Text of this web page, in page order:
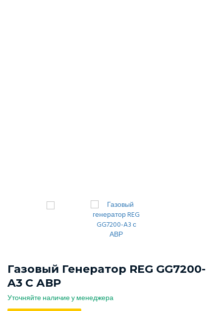
Газовый Генератор REG GG7200-
A3 С АВР
Уточняйте наличие у менеджера